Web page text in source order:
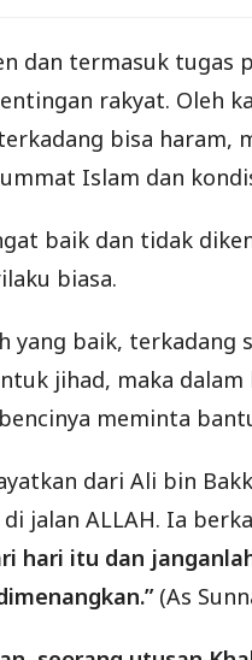
dan termasuk
rakyat. Oleh
bisa
Islam dan
baik dan tidak
biasa.
yang baik,
jihad, maka
meminta
dari Ali bin
jalan ALLAH. Ia
hari itu dan
(As